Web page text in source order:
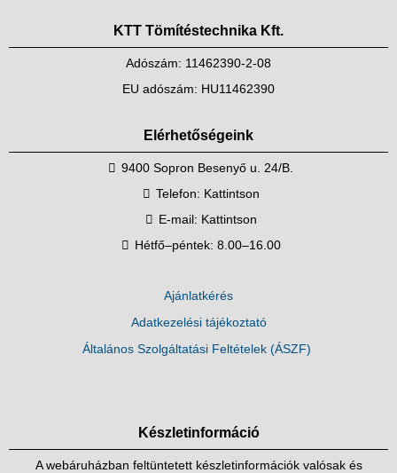
KTT Tömítéstechnika Kft.
Adószám: 11462390-2-08
EU adószám: HU11462390
Elérhetőségeink
9400 Sopron Besenyő u. 24/B.
Telefon: Kattintson
E-mail: Kattintson
Hétfő–péntek: 8.00–16.00
Ajánlatkérés
Adatkezelési tájékoztató
Általános Szolgáltatási Feltételek (ÁSZF)
Készletinformáció
A webáruházban feltüntetett készletinformációk valósak és